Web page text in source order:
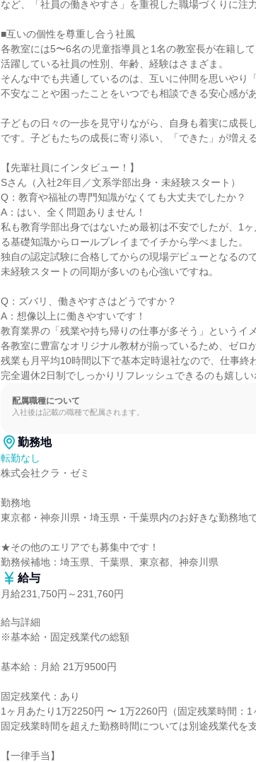
など、「社員の働きやすさ」を重視した職場づくりに注
■互いの個性を尊重し合う社風
各教室には5〜6名の児童指導員と1名の教室長が在籍して
活躍している社員の性別、年齢、経験はさまざま。
そんな中でも共通しているのは、互いに仲間を思いやり
不安なことや困ったことをいつでも相談できる安心感があ
子どもの日々の一歩を見守りながら、自身も着実に成長
です。子どもたちの成長に寄り添い、「できた」が増え
【先輩社員にインタビュー！】
Sさん（入社2年目／文系学部出身・未経験スタート）
Q：教育や福祉の専門知識がなくても大丈夫でしたか？
A：はい、全く問題ありません！
私も教育学部出身ではないため最初は不安でしたが、1
る基礎知識からロールプレイまでイチから学べました。
独自の認定試験に合格してからの現場デビューとなるの
未経験スタートの同期が多いのも心強いですね。
Q：ズバリ、働きやすさはどうですか？
A：想像以上に働きやすいです！
教育業界の「残業や持ち帰りの仕事が多そう」というイ
各教室に豊富なオリジナル教材が揃っているため、ゼロ
残業も月平均10時間以下で基本定時退社なので、仕事終
完全週休2日制でしっかりリフレッシュできるのも嬉しい
配属職種について
入社後は記載の職種で配属されます。
勤務地
転勤なし
株式会社クラ・ゼミ
勤務地
東京都・神奈川県・埼玉県・千葉県内のお好きな勤務地
★その他のエリアでも募集中です！
勤務候補地：埼玉県、千葉県、東京都、神奈川県
給与
月給231,750円～231,760円
給与詳細
※基本給・固定残業代の総額
基本給：月給 21万9500円
固定残業代：あり
1ヶ月あたり1万2250円 〜 1万2260円（固定残業時間：1
固定残業時間を超えた勤務時間については別途残業代を
【一律手当】